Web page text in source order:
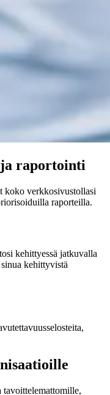
ja raportointi
koko verkkosivustollasi
raporteilla.
kehittyessä jatkuvalla
kehittyvistä
tavoittelemattomille,